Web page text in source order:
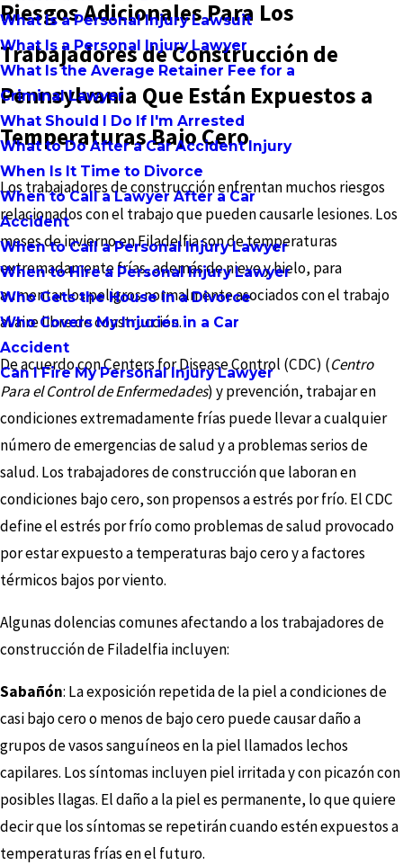
What Is a Personal Injury Lawsuit
What Is a Personal Injury Lawyer
What Is the Average Retainer Fee for a
Criminal Lawyer
What Should I Do If I'm Arrested
What to Do After a Car Accident Injury
When Is It Time to Divorce
When to Call a Lawyer After a Car
Accident
When to Call a Personal Injury Lawyer
When to Hire a Personal Injury Lawyer
Who Gets the House in a Divorce
Who Covers My Injuries in a Car
Accident
Can I Fire My Personal Injury Lawyer
Riesgos Adicionales Para Los
Trabajadores de Construcción de
Pennsylvania Que Están Expuestos a
Temperaturas Bajo Cero
Los trabajadores de construcción enfrentan muchos riesgos
relacionados con el trabajo que pueden causarle lesiones. Los
meses de invierno en Filadelfia son de temperaturas
extremadamente frías, además de nieve y hielo, para
aumentar los peligros normalmente asociados con el trabajo
al aire libre de construcción.
De acuerdo con Centers for Disease Control (CDC) (Centro
Para el Control de Enfermedades) y prevención, trabajar en
condiciones extremadamente frías puede llevar a cualquier
número de emergencias de salud y a problemas serios de
salud. Los trabajadores de construcción que laboran en
condiciones bajo cero, son propensos a estrés por frío. El CDC
define el estrés por frío como problemas de salud provocado
por estar expuesto a temperaturas bajo cero y a factores
térmicos bajos por viento.
Algunas dolencias comunes afectando a los trabajadores de
construcción de Filadelfia incluyen:
Sabañón: La exposición repetida de la piel a condiciones de
casi bajo cero o menos de bajo cero puede causar daño a
grupos de vasos sanguíneos en la piel llamados lechos
capilares. Los síntomas incluyen piel irritada y con picazón con
posibles llagas. El daño a la piel es permanente, lo que quiere
decir que los síntomas se repetirán cuando estén expuestos a
temperaturas frías en el futuro.